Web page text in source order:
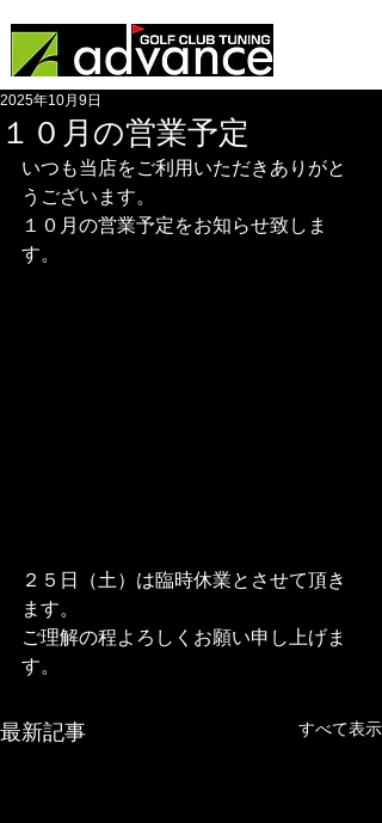
１０月の営業予定
2025年10月9日
いつも当店をご利用いただきありがと
うございます。
１０月の営業予定をお知らせ致しま
す。
２５日（土）は臨時休業とさせて頂き
ます。
ご理解の程よろしくお願い申し上げま
す。
最新記事 すべて表示